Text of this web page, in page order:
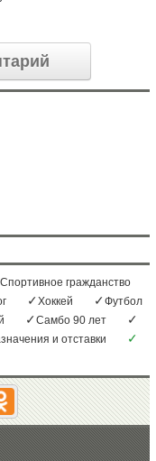
Спортивное гражданство
Хоккей
Футбол
Самбо 90 лет
и отставки